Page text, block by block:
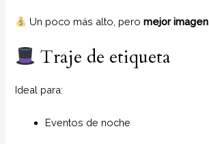
Un poco más alto, peromejor imagen
Traje de etiqueta
Ideal para:
Eventos de noche